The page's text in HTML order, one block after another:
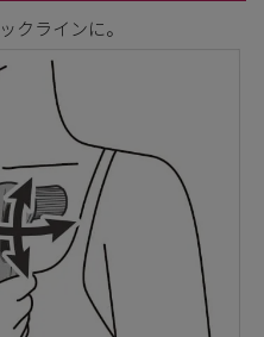
クラインに。